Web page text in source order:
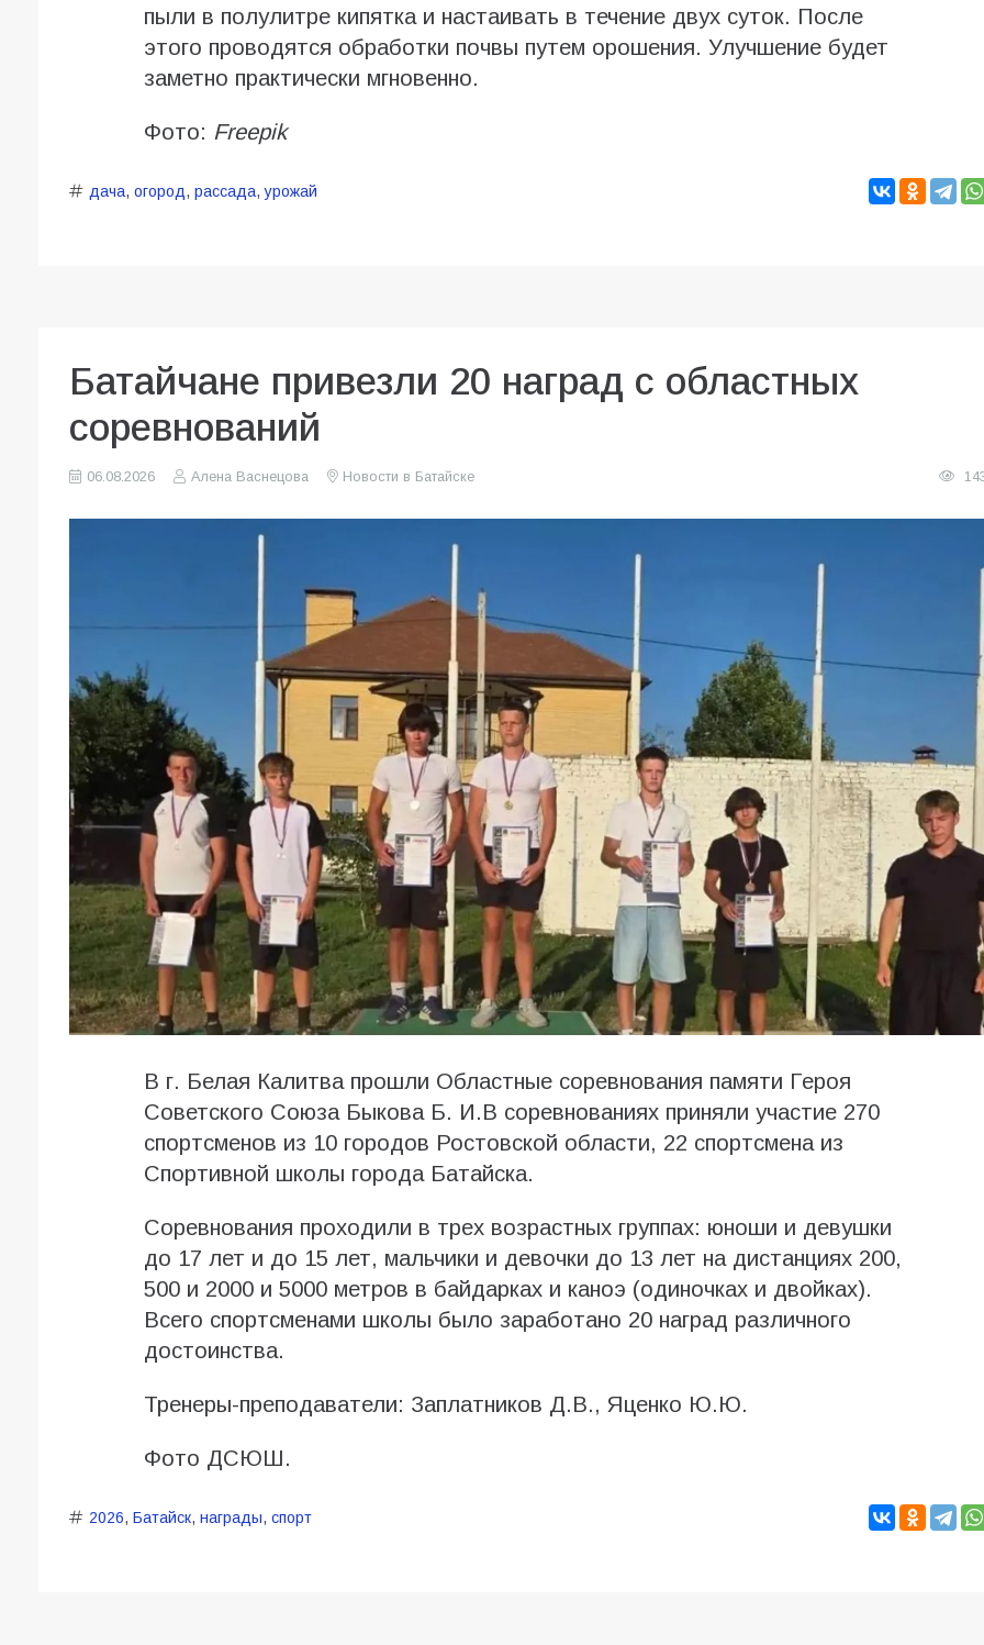
пыли в полулитре кипятка и настаивать в течение двух суток. После
этого проводятся обработки почвы путем орошения. Улучшение будет
заметно практически мгновенно.
Фото: Freepik
дача, огород, рассада,урожай
Батайчане привезли 20 наград с областных
соревнований
06.08.2026 Алена Васнецова Новости в Батайске
В г. Белая Калитва прошли Областные соревнования памяти Героя
Советского Союза Быкова Б. И.В соревнованиях приняли участие 270
спортсменов из 10 городов Ростовской области, 22 спортсмена из
Спортивной школы города Батайска.
Соревнования проходили в трех возрастных группах: юноши и девушки
до 17 лет и до 15 лет, мальчики и девочки до 13 лет на дистанциях 200,
500 и 2000 и 5000 метров в байдарках и каноэ (одиночках и двойках).
Всего спортсменами школы было заработано 20 наград различного
достоинства.
Тренеры-преподаватели: Заплатников Д.В., Яценко Ю.Ю.
Фото ДСЮШ.
2026, Батайск, награды, спорт